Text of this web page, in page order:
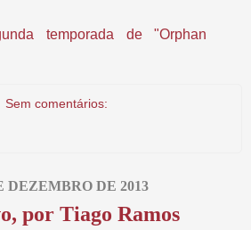
temporada de "Orphan
Sem comentários:
DEZEMBRO DE 2013
por Tiago Ramos